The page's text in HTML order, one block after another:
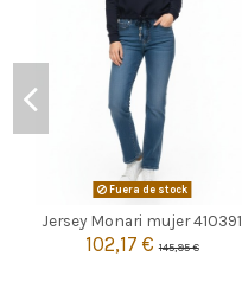
Fuera de stock
Jersey Monari mujer 410391
102,17 €145,95 €
 Agotado